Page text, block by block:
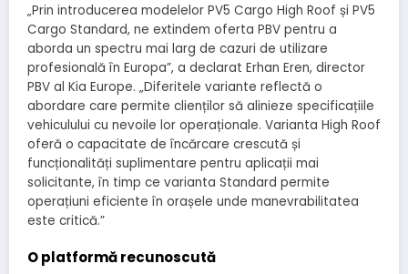
„Prin introducerea modelelor PV5 Cargo High Roof și PV5
Cargo Standard, ne extindem oferta PBV pentru a
aborda un spectru mai larg de cazuri de utilizare
profesională în Europa”, a declarat Erhan Eren, director
PBV al Kia Europe. „Diferitele variante reflectă o
abordare care permite clienților să alinieze specificațiile
vehiculului cu nevoile lor operaționale. Varianta High Roof
oferă o capacitate de încărcare crescută și
funcționalități suplimentare pentru aplicații mai
solicitante, în timp ce varianta Standard permite
operațiuni eficiente în orașele unde manevrabilitatea
este critică.”
O platformă recunoscută